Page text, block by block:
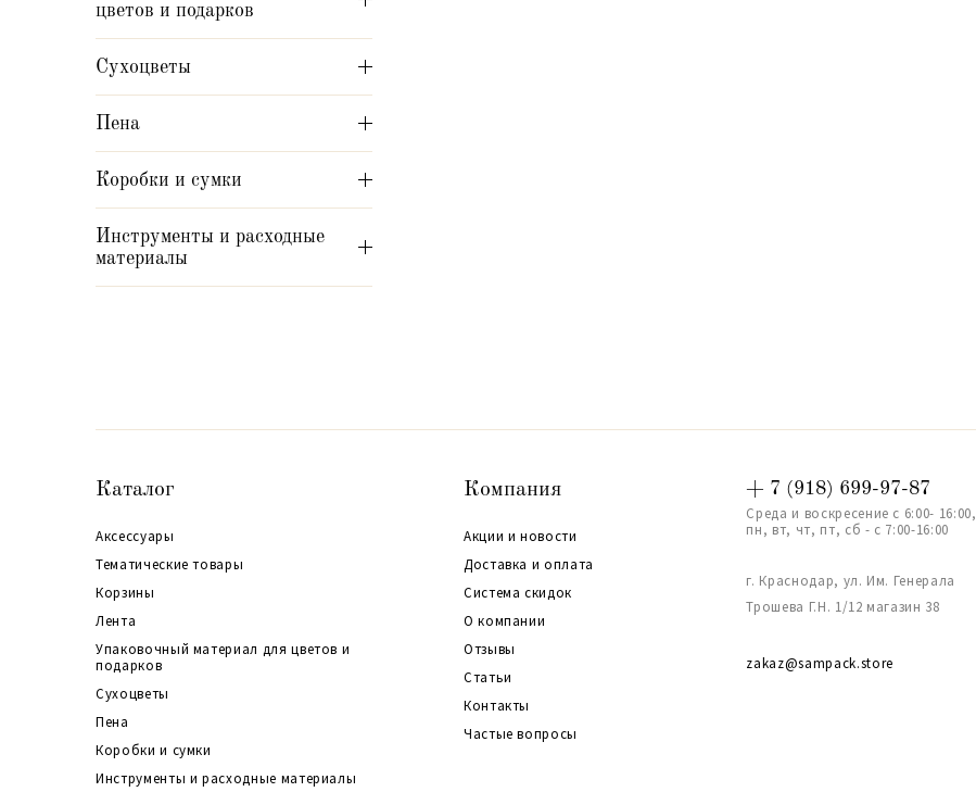
цветов и подарков
Сухоцветы
Пена
Коробки и сумки
Инструменты и расходные
материалы
Каталог
Аксессуары
Тематические товары
Корзины
Лента
Упаковочный материал для цветов и
подарков
Сухоцветы
Пена
Коробки и сумки
Инструменты и расходные материалы
Компания
Акции и новости
Доставка и оплата
Система скидок
О компании
Отзывы
Статьи
Контакты
Частые вопросы
+ 7 (918) 699-97-87
Среда и воскресение с 6:00- 16:00,
пн, вт, чт, пт, сб - с 7:00-16:00
г. Краснодар, ул. Им. Генерала
Трошева Г.Н. 1/12 магазин 38
zakaz@sampack.store